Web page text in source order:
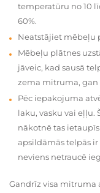
temperatūru no 10
60%.
Neatstājiet mēbeļu
Mēbeļu plātnes
jāveic, kad sausā
zema mitruma, gan
Pēc iepakojuma
laku, vasku vai eļļu.
nākotnē tas
apsildāmās telpās
neviens netraucē
Gandrīz visa mitruma